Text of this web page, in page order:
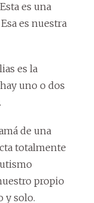
es una
es nuestra
es la
uno o dos
de una
totalmente
propio
y solo.